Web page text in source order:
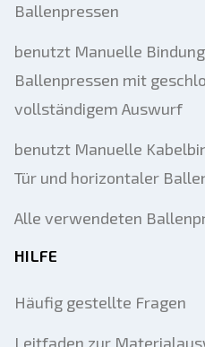
Ballenpressen
benutzt Manuelle
Ballenpressen mit
vollständigem Auswurf
benutzt Manuelle
Tür und horizontaler
Alle verwendeten
HILFE
Häufig gestellte Fragen
Leitfaden zur